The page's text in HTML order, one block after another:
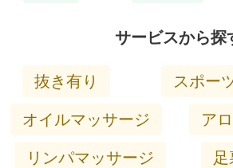
サービスから探
抜き有り
スポー
オイルマッサージ
ア
リンパマッサージ